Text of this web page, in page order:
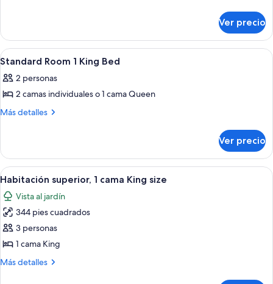
1
King
Bed
Room
King
Ver precio
Abrir
todas
las
fotos
de
1
King
Bed
Camas con efecto memoria y caja
8
Standard Room 1 King Bed
2 personas
2 camas individuales o 1 cama Queen
Más detalles
Más
Room
King
Bed
Ver precio
Abrir
todas
las
fotos
de
Habitación
superior,
Habitación superior, 1 cama King
13
Habitación superior, 1 cama King size
Vista al jardín
344 pies cuadrados
3 personas
1 cama King
Más detalles
Más